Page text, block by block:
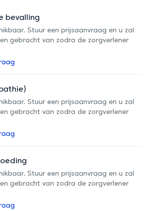
bevalling
Stuur een prijsaanvraag en u zal
gebracht van zodra de zorgverlener
Stuur een prijsaanvraag en u zal
gebracht van zodra de zorgverlener
Stuur een prijsaanvraag en u zal
gebracht van zodra de zorgverlener